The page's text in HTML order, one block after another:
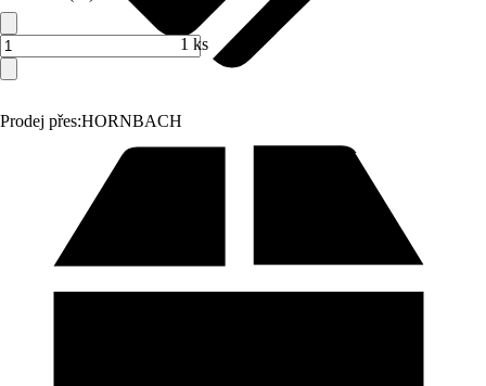
Prodej přes:HORNBACH
1 ks